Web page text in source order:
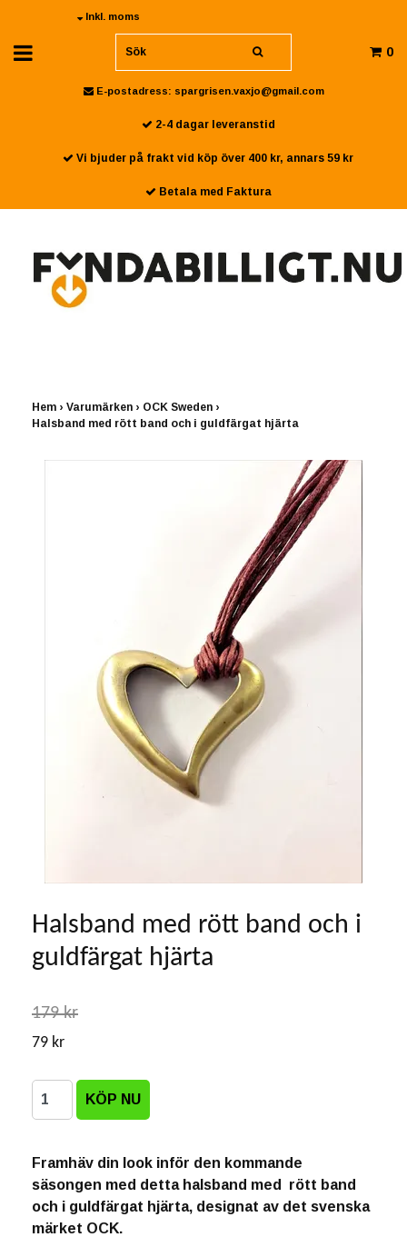
Inkl. moms
0
E-postadress: spargrisen.vaxjo@gmail.com
2-4 dagar leveranstid
Vi bjuder på frakt vid köp över 400 kr, annars 59 kr
Betala med Faktura
Hem › Varumärken › OCK Sweden ›
Halsband med rött band och i guldfärgat hjärta
Halsband med rött band och i
guldfärgat hjärta
179 kr
79 kr
Framhäv din look inför den kommande
säsongen med detta halsband med rött band
och i guldfärgat hjärta, designat av det svenska
märket OCK.